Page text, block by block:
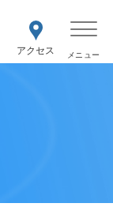
セス